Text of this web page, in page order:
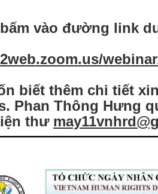
vào đường link
biết thêm chi tiết
Phan Thông Hưng
thư